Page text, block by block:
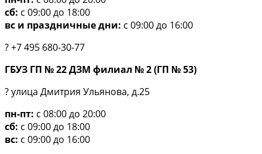
сб: с 09:00 до 18:00
вс и праздничные дни: с 09:00 до 16:00
? +7 495 680-30-77
ГБУЗ ГП № 22 ДЗМ филиал № 2 (ГП № 53)
? улица Дмитрия Ульянова, д.25
пн-пт: с 08:00 до 20:00
сб: с 09:00 до 18:00
вс: с 09:00 до 16:00